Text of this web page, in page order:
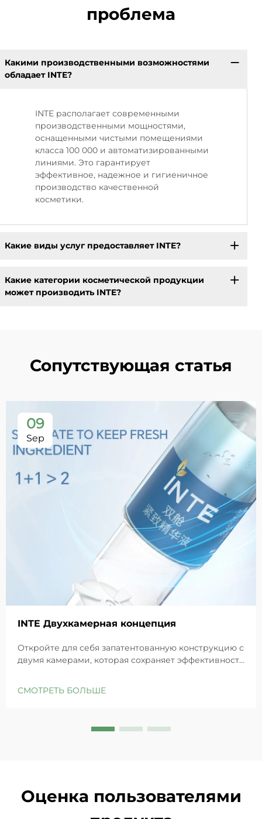
проблема
Какими производственными возможностями
обладает INTE?
INTE располагает современными
производственными мощностями,
оснащенными чистыми помещениями
класса 100 000 и автоматизированными
линиями. Это гарантирует
эффективное, надежное и гигиеничное
производство качественной
косметики.
Какие виды услуг предоставляет INTE?
Какие категории косметической продукции
может производить INTE?
Сопутствующая статья
09
Sep
INTE Двухкамерная концепция
Откройте для себя запатентованную конструкцию с
двумя камерами, которая сохраняет эффективность
восстанавливает барьеры чувствительной кожи.
СМОТРЕТЬ БОЛЬШЕ
Оценка пользователями